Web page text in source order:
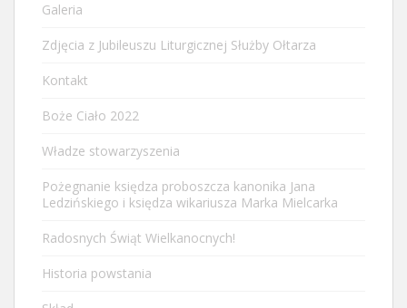
Galeria
Zdjęcia z Jubileuszu Liturgicznej Służby Ołtarza
Kontakt
Boże Ciało 2022
Władze stowarzyszenia
Pożegnanie księdza proboszcza kanonika Jana
Ledzińskiego i księdza wikariusza Marka Mielcarka
Radosnych Świąt Wielkanocnych!
Historia powstania